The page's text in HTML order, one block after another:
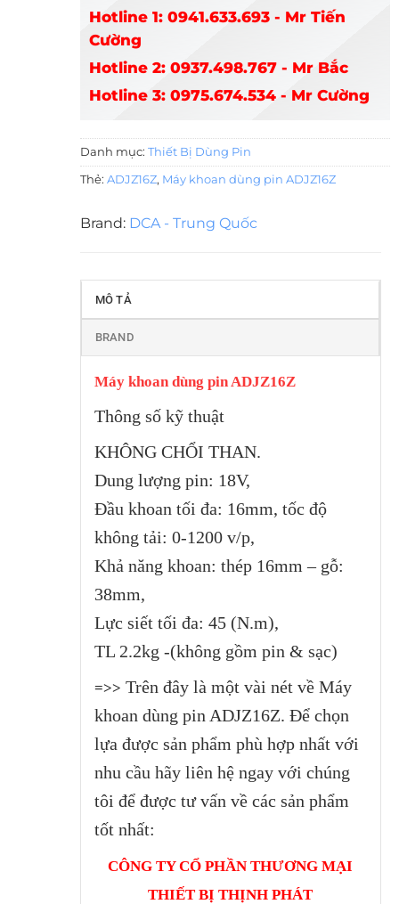
Hotline 1: 0941.633.693 - Mr Tiến
Cường
Hotline 2: 0937.498.767 - Mr Bắc
Hotline 3: 0975.674.534 - Mr Cường
Danh mục: Thiết Bị Dùng Pin
Thẻ: ADJZ16Z, Máy khoan dùng pin ADJZ16Z
Brand: DCA - Trung Quốc
MÔ TẢ
BRAND
Máy khoan dùng pin ADJZ16Z
Thông số kỹ thuật
KHÔNG CHỔI THAN.
Dung lượng pin: 18V,
Đầu khoan tối đa: 16mm, tốc độ
không tải: 0-1200 v/p,
Khả năng khoan: thép 16mm – gỗ:
38mm,
Lực siết tối đa: 45 (N.m),
TL 2.2kg -(không gồm pin & sạc)
=>> Trên đây là một vài nét về Máy
khoan dùng pin ADJZ16Z. Để chọn
lựa được sản phẩm phù hợp nhất với
nhu cầu hãy liên hệ ngay với chúng
tôi để được tư vấn về các sản phẩm
tốt nhất:
CÔNG TY CỔ PHẦN THƯƠNG MẠI
THIẾT BỊ THỊNH PHÁT